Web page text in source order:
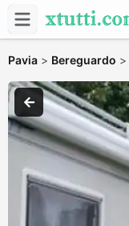
Pavia > Bereguardo >